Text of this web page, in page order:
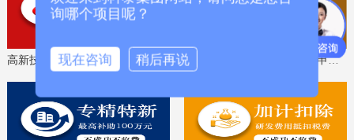
肇庆市工业和信息化局
高新技术企业认定，免费评估，通过后再收费 省工程技术研究中心，专业申报、指导培训
询哪个项目呢？
现在咨询 稍后再说